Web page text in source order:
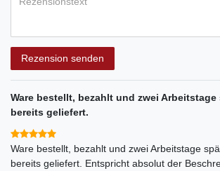
Rezension senden
Ware bestellt, bezahlt und zwei
bereits geliefert.
Ware bestellt, bezahlt und zwei Arbeitstage
bereits geliefert. Entspricht absolut der